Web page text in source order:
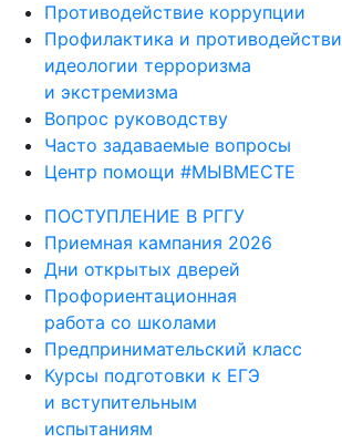
Профилактика и противодействие
идеологии терроризма
и экстремизма
Вопрос руководству
Часто задаваемые вопросы
Центр помощи #МЫВМЕСТЕ
ПОСТУПЛЕНИЕ В РГГУ
Приемная кампания 2026
Дни открытых дверей
Профориентационная
работа со школами
Предпринимательский класс
Курсы подготовки к ЕГЭ
и вступительным
испытаниям
Олимпиада для школьников